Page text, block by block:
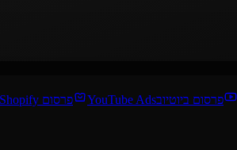
פרסום ביוטיובYouTube Ads פרסום Shopify